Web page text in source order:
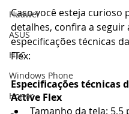
Huawei
ASUS
HTC
Windows Phone
Honor
Caso você esteja curioso
detalhes, confira a seguir
especificações técnicas
Flex:
Especificações técnicas
Active Flex
Tamanho da tela: 5,5